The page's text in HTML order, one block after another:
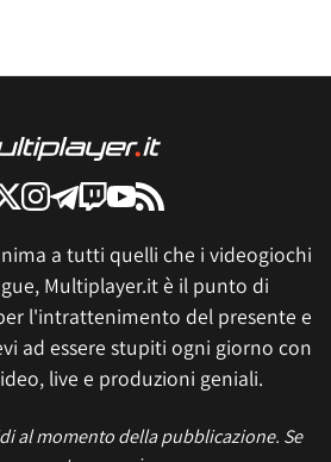
a tutti quelli che i videogiochi
Multiplayer.it è il punto di
l'intrattenimento del presente e
ad essere stupiti ogni giorno con
live e produzioni geniali.
al momento della pubblicazione. Se